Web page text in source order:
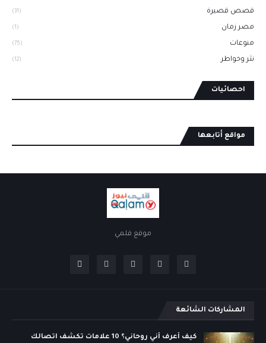
قصص قصيرة (31)
مصر زمان (1)
منوعات (75)
نثر وخواطر (12)
احصائيات
مواقع أتابعها
موقع قلمي
المشاركات الشائعة
كيف أعرف أني روحاني؟ 10 علامات تكشف اتصالك